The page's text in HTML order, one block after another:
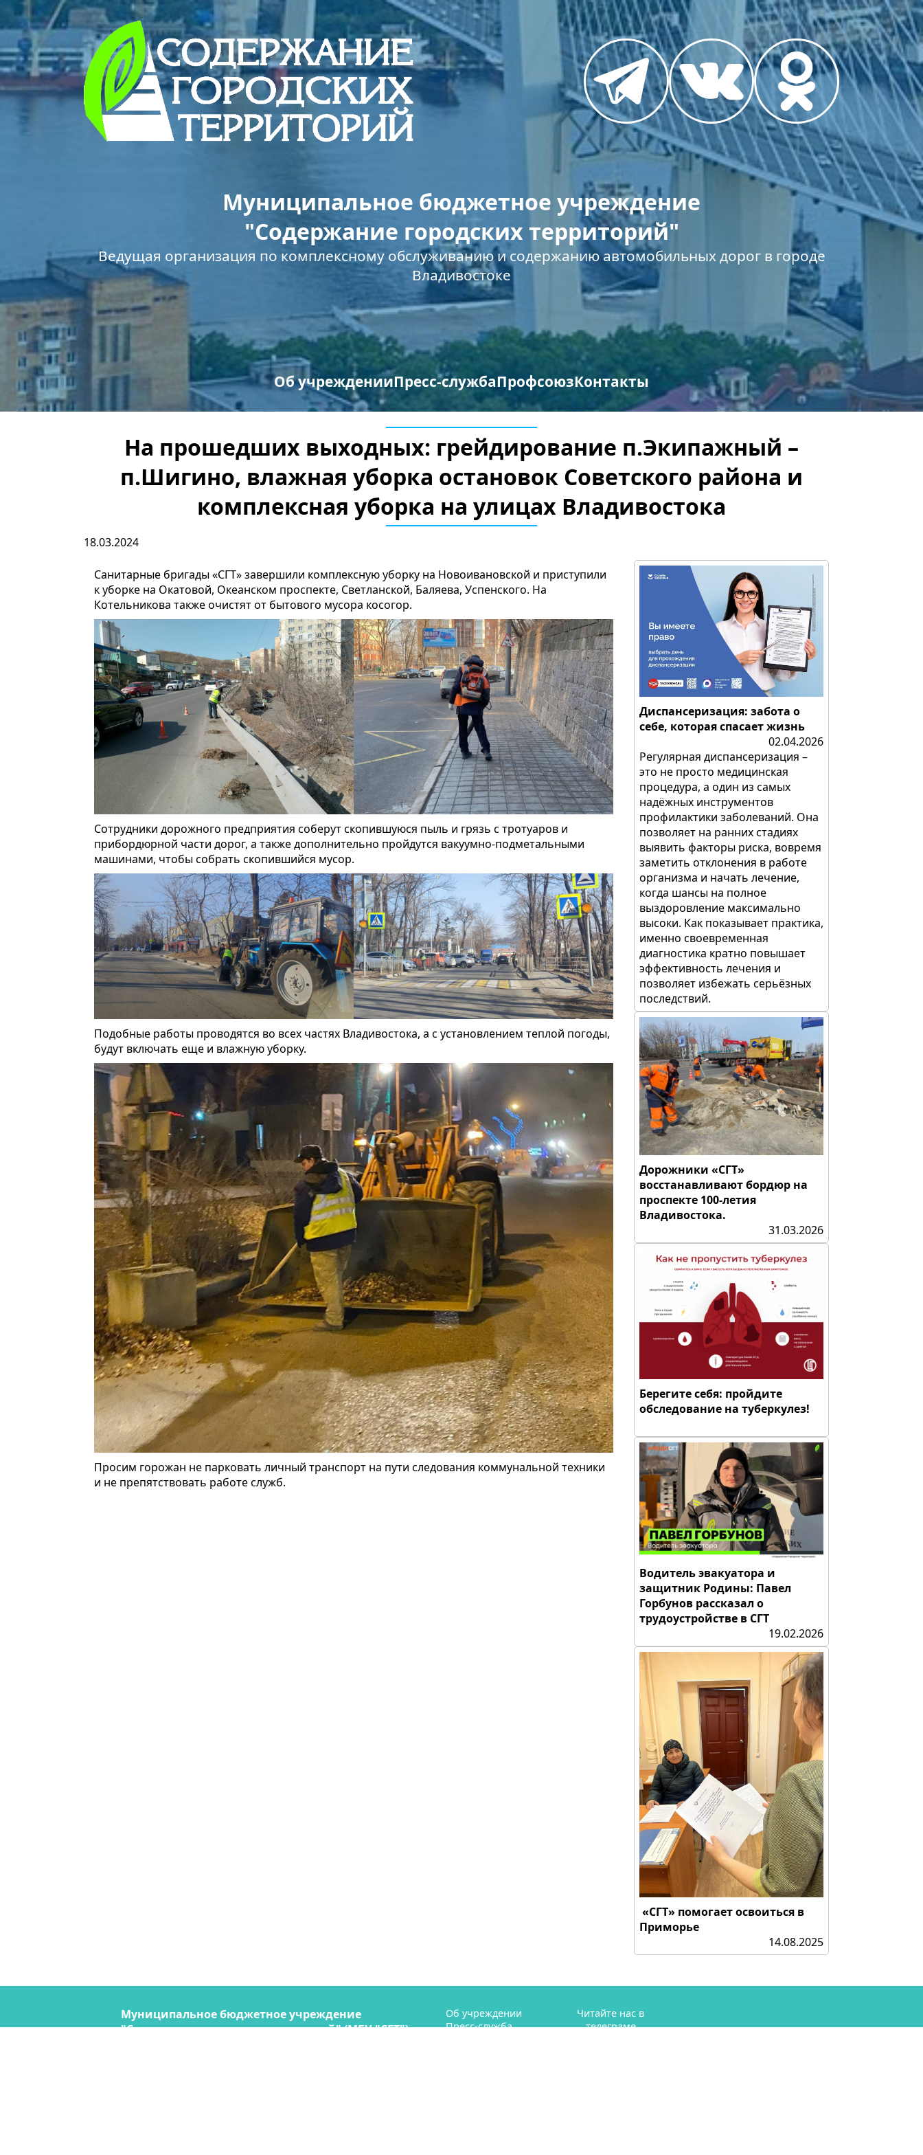
Муниципальное бюджетное учреждение
"Содержание городских территорий"
Ведущая организация по комплексному обслуживанию и содержанию автомобильных дорог в городе
Владивостоке
Об учрежденииПресс-службаПрофсоюзКонтакты
На прошедших выходных: грейдирование п.Экипажный –
п.Шигино, влажная уборка остановок Советского района и
комплексная уборка на улицах Владивостока
18.03.2024
Санитарные бригады «СГТ» завершили комплексную уборку на Новоивановской и приступили
к уборке на Окатовой, Океанском проспекте, Светланской, Баляева, Успенского. На
Котельникова также очистят от бытового мусора косогор.
Сотрудники дорожного предприятия соберут скопившуюся пыль и грязь с тротуаров и
прибордюрной части дорог, а также дополнительно пройдутся вакуумно-подметальными
машинами, чтобы собрать скопившийся мусор.
Подобные работы проводятся во всех частях Владивостока, а с установлением теплой погоды,
будут включать еще и влажную уборку.
Просим горожан не парковать личный транспорт на пути следования коммунальной техники
и не препятствовать работе служб.
Диспансеризация: забота о
себе, которая спасает жизнь
02.04.2026
Регулярная диспансеризация –
это не просто медицинская
процедура, а один из самых
надёжных инструментов
профилактики заболеваний. Она
позволяет на ранних стадиях
выявить факторы риска, вовремя
заметить отклонения в работе
организма и начать лечение,
когда шансы на полное
выздоровление максимально
высоки. Как показывает практика,
именно своевременная
диагностика кратно повышает
эффективность лечения и
позволяет избежать серьёзных
последствий.
Дорожники «СГТ»
восстанавливают бордюр на
проспекте 100-летия
Владивостока.
31.03.2026
Берегите себя: пройдите
обследование на туберкулез!
Водитель эвакуатора и
защитник Родины: Павел
Горбунов рассказал о
трудоустройстве в СГТ
19.02.2026
«СГТ» помогает освоиться в
Приморье
14.08.2025
Муниципальное бюджетное учреждение
"Содержание городских территорий" (МБУ "СГТ")
Об учреждении
Пресс-служба
Читайте нас в
телеграме